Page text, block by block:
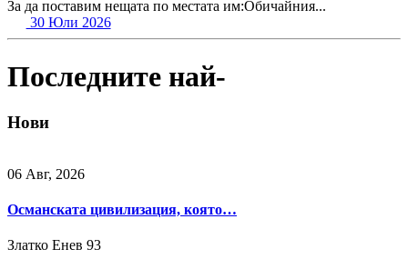
За да поставим нещата по местата им:Обичайния...
30 Юли 2026
Последните най-
Нови
06 Авг, 2026
Османската цивилизация, която…
Златко Енев 93